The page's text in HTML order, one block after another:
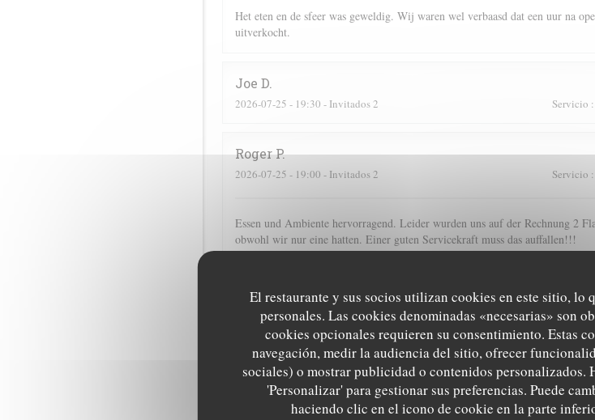
El restaurante y sus socios utilizan cookies en este sitio,
personales. Las cookies denominadas «necesarias» son
cookies opcionales requieren su consentimiento. Estas
navegación, medir la audiencia del sitio, ofrecer
sociales) o mostrar publicidad o contenidos personalizados.
'Personalizar' para gestionar sus preferencias. Puede
haciendo clic en el icono de cookie en la parte
Het eten en de sfeer was geweldig. Wij waren wel verbaasd dat een uur na
uitverkocht.
Joe D
2026-07-25 - 19:30 - Invitados 2 Servicio :
RogerP
2026-07-25 - 19:00 - Invitados 2 Servicio :
Essen und Ambiente hervorragend. Leider wurden uns auf der Rechnung 2
obwohl wir nur eine hatten. Einer guten Servicekraft muss das auffallen!!!
Lorraine
2026-07-25- 13:00 - Invitados 2 Servicio:
CorinneM
2026-07-25- 20:30 - Invitados 2 Servicio :